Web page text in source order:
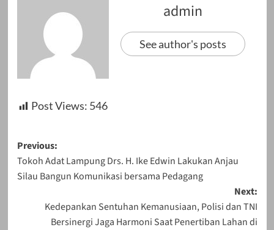
admin
See author's posts
Post Views: 546
Post
navigation
Previous:
Tokoh Adat Lampung Drs. H. Ike Edwin Lakukan Anjau
Silau Bangun Komunikasi bersama Pedagang
Next:
Kedepankan Sentuhan Kemanusiaan, Polisi dan TNI
Bersinergi Jaga Harmoni Saat Penertiban Lahan di